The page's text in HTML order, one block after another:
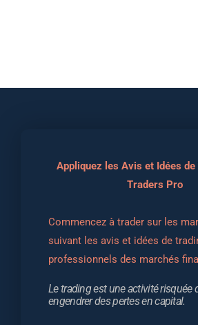
Appliquez les Avis et Idées
Traders Pro
Commencez à trader sur les
suivant les avis et idées de
professionnels des marchés
Le trading est une activité risquée
engendrer des pertes en capital.